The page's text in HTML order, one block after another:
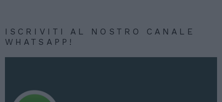
ISCRIVITI AL NOSTRO CANALE
WHATSAPP!